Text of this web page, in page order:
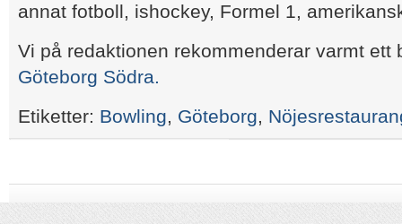
annat fotboll, ishockey, Formel 1,
Vi på redaktionen rekommenderar varmt ett
Göteborg Södra.
Etiketter: Bowling, Göteborg,